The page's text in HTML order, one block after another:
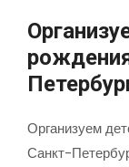
Организуем
Санкт-